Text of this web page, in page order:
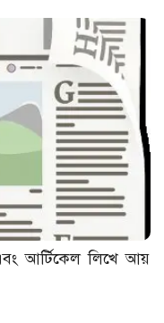
আর্টিকেল লিখে আয়